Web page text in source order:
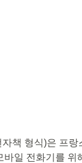
책 형식)은 프
바일 전화기를 위